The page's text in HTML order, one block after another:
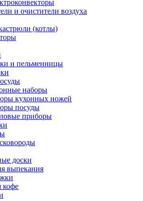
и очистители воздуха
(котлы)
и пельменницы
наборы
кухонных ножей
посуды
приборы
доски
выпекания
кофе